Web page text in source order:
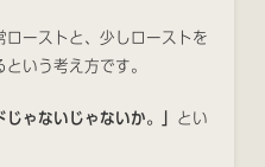
ーストと、少しローストを
いう考え方です。
ゃないじゃないか。」 とい